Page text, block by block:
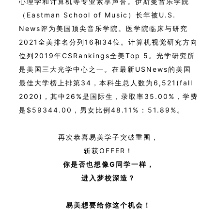
（Eastman School of Music）长年被 U.S.
News评为美国顶尖音乐学院。医学院临床与研究
2021全美排名分列16和34位。计算机视觉研究方向
位列2019年CSRankings全美Top 5。光学研究所
是美国三大光学中心之一。在最新USNews的美国
最佳大学榜上排第34，本科生总人数为6,521(fall
2020)，其中26%是国际生，录取率35.00%，学费
是$59344.00，男女比例48.11% : 51.89%。
再次恭喜易美学子突破重围，
斩获OFFER！
你是否也想像G 同学一样，
进入梦校深造？
易美想要给你这个机会！